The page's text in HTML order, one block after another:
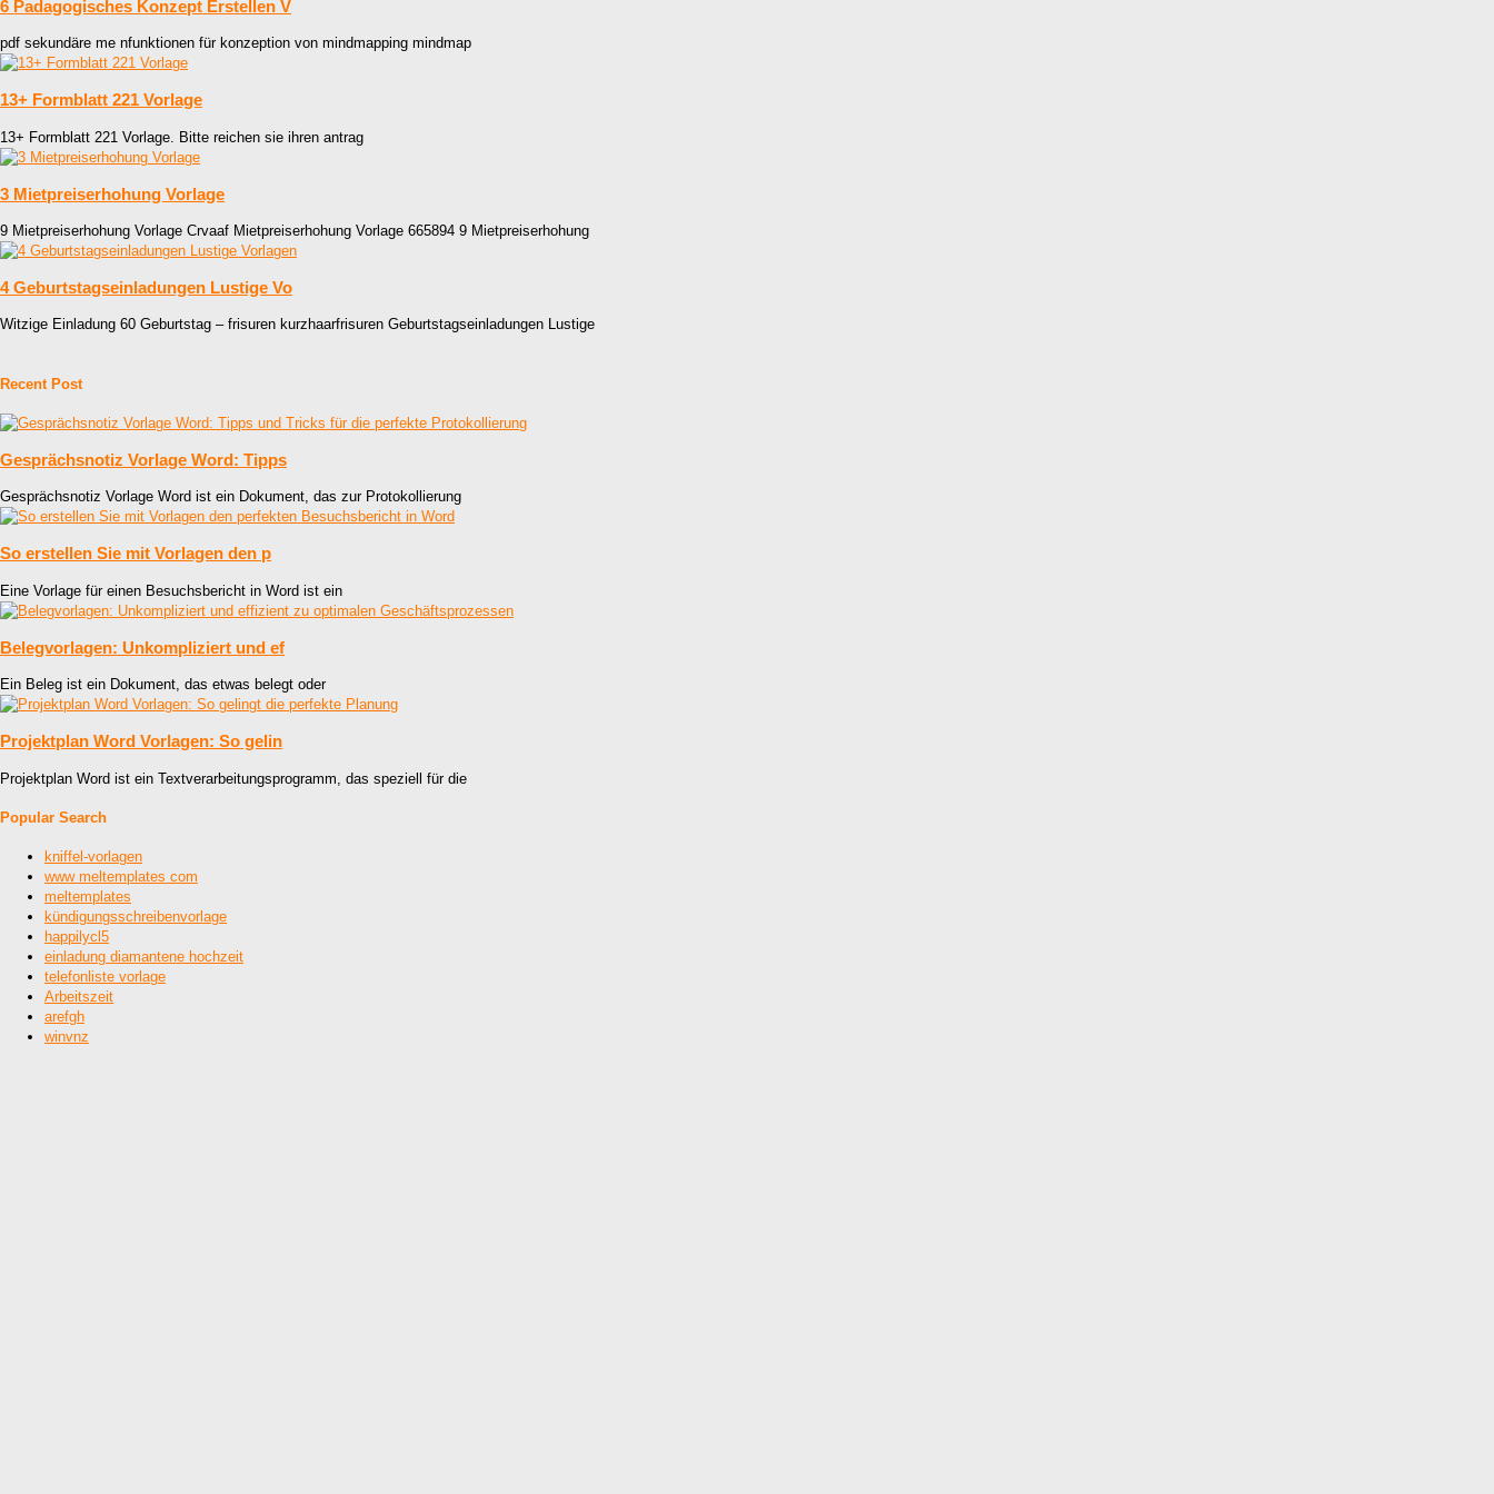
6 Padagogisches Konzept Erstellen V
pdf sekundäre me nfunktionen für konzeption von mindmapping mindmap
13+ Formblatt 221 Vorlage
13+ Formblatt 221 Vorlage. Bitte reichen sie ihren antrag
3 Mietpreiserhohung Vorlage
9 Mietpreiserhohung Vorlage Crvaaf Mietpreiserhohung Vorlage 665894 9 Mietpreiserhohung
4 Geburtstagseinladungen Lustige Vo
Witzige Einladung 60 Geburtstag – frisuren kurzhaarfrisuren Geburtstagseinladungen Lustige
Recent Post
Gesprächsnotiz Vorlage Word: Tipps
Gesprächsnotiz Vorlage Word ist ein Dokument, das zur Protokollierung
So erstellen Sie mit Vorlagen den p
Eine Vorlage für einen Besuchsbericht in Word ist ein
Belegvorlagen: Unkompliziert und ef
Ein Beleg ist ein Dokument, das etwas belegt oder
Projektplan Word Vorlagen: So gelin
Projektplan Word ist ein Textverarbeitungsprogramm, das speziell für die
Popular Search
kniffel-vorlagen
www meltemplates com
meltemplates
kündigungsschreibenvorlage
happilycl5
einladung diamantene hochzeit
telefonliste vorlage
Arbeitszeit
arefgh
winvnz